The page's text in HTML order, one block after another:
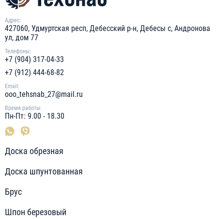
Адрес:
427060, Удмуртская респ, Дебесский р-н, Дебесы с, Андронова
ул, дом 77
Телефоны:
+7 (904) 317-04-33
+7 (912) 444-68-82
Email:
ooo_tehsnab_27@mail.ru
Время работы:
Пн-Пт: 9.00 - 18.30
Доска обрезная
Доска шпунтованная
Брус
Шпон березовый